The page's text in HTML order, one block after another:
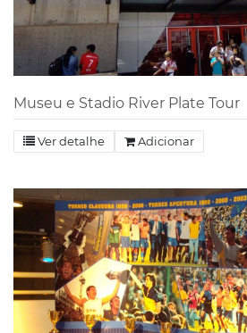
Museu e Stadio River Plate Tour
Ver detalhe Adicionar